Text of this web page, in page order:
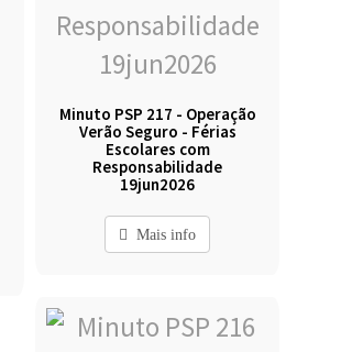
Minuto PSP 217 - Operação
Verão Seguro - Férias
Escolares com
Responsabilidade
19jun2026
Mais info